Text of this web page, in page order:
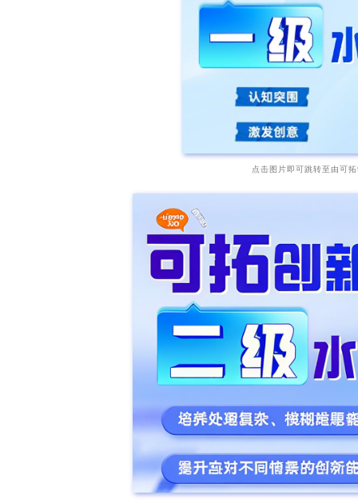
点击图片即可跳转至由可